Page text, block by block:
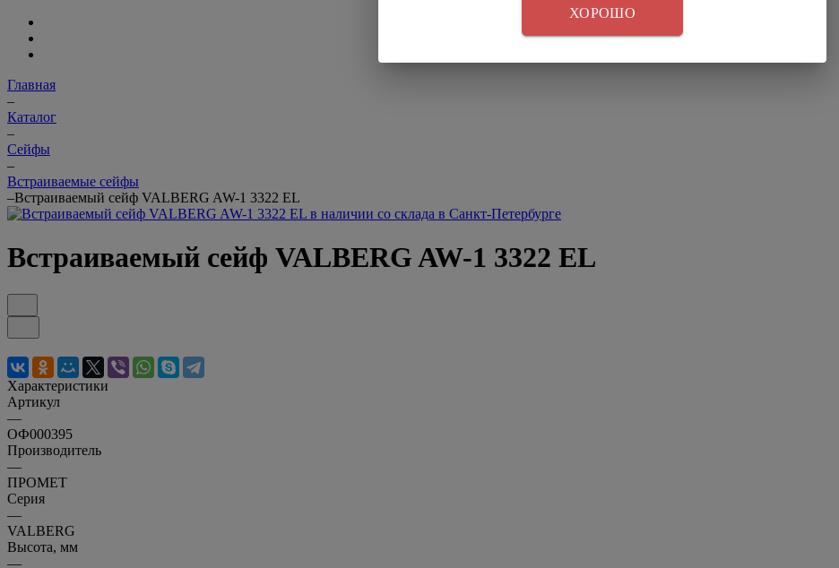
Главная
–
Каталог
–
Cейфы
–
Встраиваемые сейфы
–Встраиваемый сейф VALBERG AW-1 3322 EL
Встраиваемый сейф VALBERG AW-1 3322 EL
Характеристики
Артикул
—
ОФ000395
Производитель
—
ПРОМЕТ
Серия
—
VALBERG
Высота, мм
—
ХОРОШО